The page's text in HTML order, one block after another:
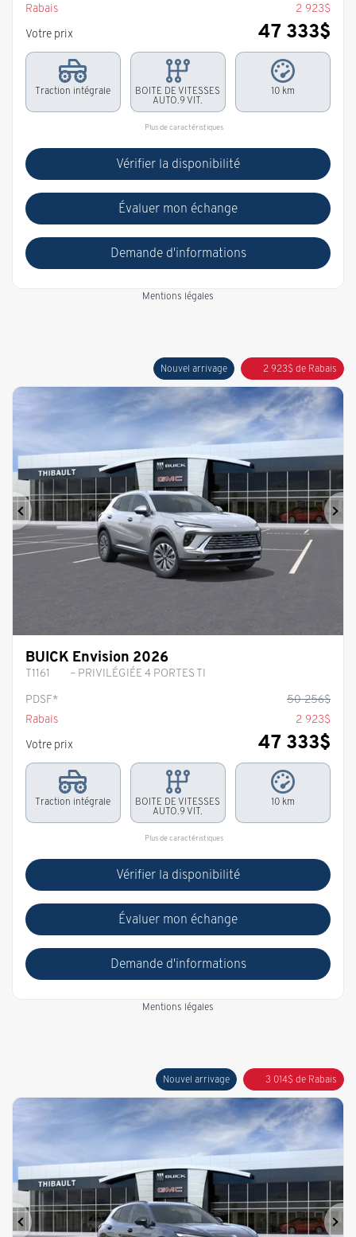
Rabais
2 923$
Votre prix
47 333$
Traction intégrale
BOITE DE VITESSES
AUTO.9 VIT.
10 km
Plus de caractéristiques
Vérifier la disponibilité
Évaluer mon échange
Demande d'informations
Mentions légales
Nouvel arrivage 2 923$ de Rabais
Précédent
BUICK Envision 2026
T1161
– PRIVILÉGIÉE 4 PORTES TI
PDSF*
50 256$
Rabais
2 923$
Votre prix
47 333$
Traction intégrale
BOITE DE VITESSES
AUTO.9 VIT.
10 km
Plus de caractéristiques
Vérifier la disponibilité
Évaluer mon échange
Demande d'informations
Mentions légales
Nouvel arrivage 3 014$ de Rabais